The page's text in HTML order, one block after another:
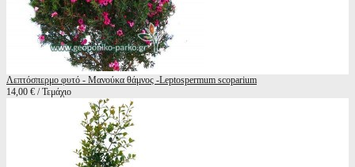
Λεπτόσπερμο φυτό - Μανούκα θάμνος -Leptospermum scoparium
14,00 € / Τεμάχιο